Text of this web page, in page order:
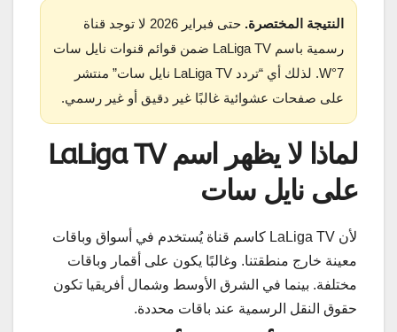
النتيجة المختصرة.
حتى فبراير 2026 لا توجد قناة
رسمية باسم LaLiga TV ضمن قوائم قنوات نايل سات
7°W. لذلك أي “تردد LaLiga TV نايل سات” منتشر
على صفحات عشوائية غالبًا غير دقيق أو غير رسمي.
لماذا لا يظهر اسم LaLiga TV
على نايل سات
لأن LaLiga TV كاسم قناة يُستخدم في أسواق وباقات
معينة خارج منطقتنا. وغالبًا يكون على أقمار وباقات
مختلفة. بينما في الشرق الأوسط وشمال أفريقيا تكون
حقوق النقل الرسمية عند باقات محددة.